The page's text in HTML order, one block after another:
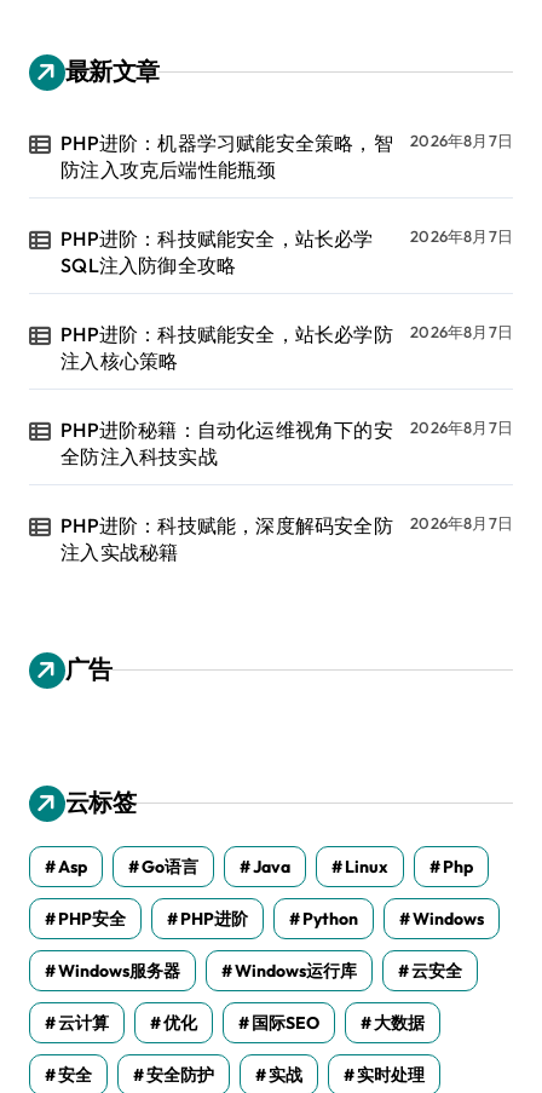
最新文章
PHP进阶：机器学习赋能安全策略，智
防注入攻克后端性能瓶颈
2026年8月7日
PHP进阶：科技赋能安全，站长必学
SQL注入防御全攻略
2026年8月7日
PHP进阶：科技赋能安全，站长必学防
注入核心策略
2026年8月7日
PHP进阶秘籍：自动化运维视角下的安
全防注入科技实战
2026年8月7日
PHP进阶：科技赋能，深度解码安全防
注入实战秘籍
2026年8月7日
广告
云标签
Asp Go语言 Java Linux Php
PHP安全 PHP进阶 Python Windows
Windows服务器 Windows运行库 云安全
云计算 优化 国际SEO 大数据
安全 安全防护 实战 实时处理